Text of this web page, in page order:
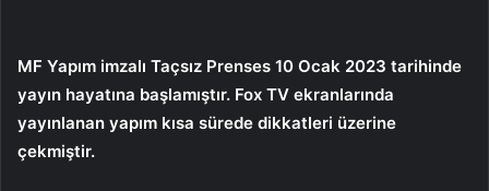
MF Yapım imzalı Taçsız Prenses 10 Ocak 2023 tarihinde
yayın hayatına başlamıştır. Fox TV ekranlarında
yayınlanan yapım kısa sürede dikkatleri üzerine
çekmiştir.